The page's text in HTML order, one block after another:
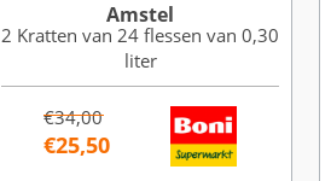
Amstel
2 Kratten van 24 flessen van 0,30
liter
€34,00
€25,50